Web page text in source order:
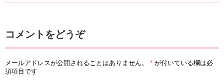
コメントをどうぞ
メールアドレスが公開されることはありません。 * が付いている欄は必
須項目です